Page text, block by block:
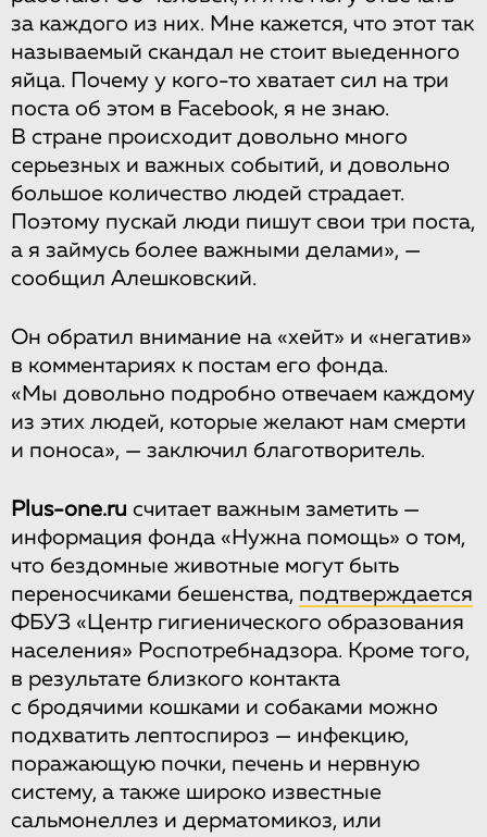
за каждого из них. Мне кажется, что этот так
называемый скандал не стоит выеденного
яйца. Почему у кого-то хватает сил на три
поста об этом в Facebook, я не знаю.
В стране происходит довольно много
серьезных и важных событий, и довольно
большое количество людей страдает.
Поэтому пускай люди пишут свои три поста,
а я займусь более важными делами», —
сообщил Алешковский.
Он обратил внимание на «хейт» и «негатив»
в комментариях к постам его фонда.
«Мы довольно подробно отвечаем каждому
из этих людей, которые желают нам смерти
и поноса», — заключил благотворитель.
Plus-one.ru считает важным заметить —
информация фонда «Нужна помощь» о том,
что бездомные животные могут быть
переносчиками бешенства, подтверждается
ФБУЗ «Центр гигиенического образования
населения» Роспотребнадзора. Кроме того,
в результате близкого контакта
с бродячими кошками и собаками можно
подхватить лептоспироз — инфекцию,
поражающую почки, печень и нервную
систему, а также широко известные
сальмонеллез и дерматомикоз, или